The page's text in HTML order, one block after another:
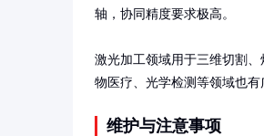
轴，协同精度要求极高。
激光加工领域用于三维切割
物医疗、光学检测等领域也有
维护与注意事项